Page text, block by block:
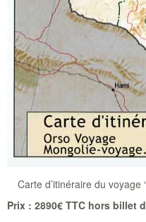
Carte d’itinéraire du voyage
Prix : 2890€ TTC hors billet